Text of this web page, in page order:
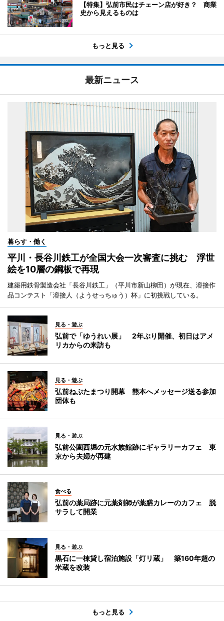
【特集】弘前市民はチェーン店が好き？ 商業
史から見えるものは
もっと見る
最新ニュース
暮らす・働く
平川・長谷川鉄工が全国大会一次審査に挑む 浮世
絵を10層の鋼板で再現
建築用鉄骨製造会社「長谷川鉄工」（平川市新山柳田）が現在、溶接作
品コンテスト「溶接人（ようせっちゅう）杯」に初挑戦している。
見る・遊ぶ
弘前で「ゆうれい展」 2年ぶり開催、初日はアメ
リカからの来訪も
見る・遊ぶ
弘前ねぷたまつり開幕 熊本へメッセージ送る参加
団体も
見る・遊ぶ
弘前公園西堀の元水族館跡にギャラリーカフェ 東
京から夫婦が再建
食べる
弘前の薬局跡に元薬剤師が薬膳カレーのカフェ 脱
サラして開業
見る・遊ぶ
黒石に一棟貸し宿泊施設「灯リ蔵」 築160年超の
米蔵を改装
もっと見る